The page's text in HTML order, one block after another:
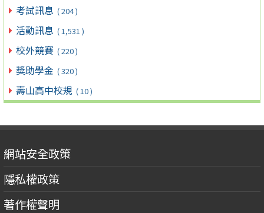
考試訊息 ( 204 )
活動訊息 ( 1,531 )
校外競賽 ( 220 )
獎助學金 ( 320 )
壽山高中校規 ( 10 )
網站安全政策
隱私權政策
著作權聲明